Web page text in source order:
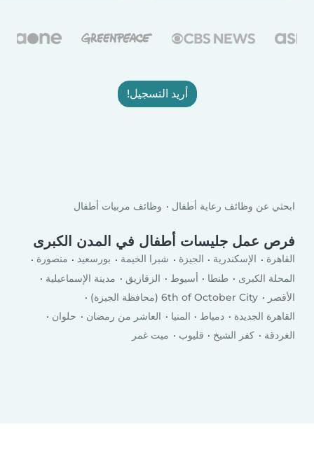
أريد التسجيل!
ابحثي عن وظائف رعاية أطفال وظائف مربيات أطفال
فرص عمل جليسات أطفال في المدن الكبرى
القاهرة الإسكندرية الجيزة شبرا الخيمة بورسعيد
منصورة
المحلة الكبرى
طنطا أسيوط الزقازيق
مدينة الإسماعيلية
الأقصر
6th of October City (محافظة الجيزة)
القاهرة الجديدة
دمياط المنيا العاشر من رمضان
حلوان
الغردقة
كفر الشيخ قليوب ميت غمر